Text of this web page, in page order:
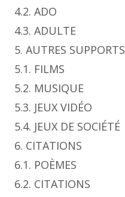
4.2. ADO
4.3. ADULTE
5. AUTRES SUPPORTS
5.1. FILMS
5.2. MUSIQUE
5.3. JEUX VIDÉO
5.4. JEUX DE SOCIÉTÉ
6. CITATIONS
6.1. POÈMES
6.2. CITATIONS